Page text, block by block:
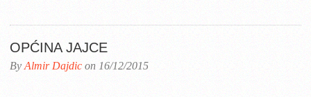
OPĆINA JAJCE
By Almir Dajdic on 16/12/2015